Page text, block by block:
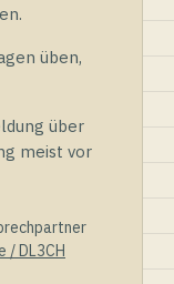
üben,
über
meist vor
/ DL3CH